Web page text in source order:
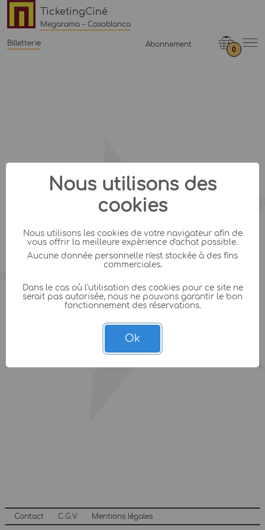
TicketingCiné
Megarama - Casablanca
Billetterie Abonnement
0
Contact C.G.V Mentions légales
Nous utilisons des
cookies
Nous utilisons les cookies de votre navigateur afin de
vous offrir la meilleure expèrience d'achat possible.
Aucune donnée personnelle n'est stockée à des fins
commerciales.
Dans le cas où l'utilisation des cookies pour ce site ne
serait pas autorisée, nous ne pouvons garantir le bon
fonctionnement des réservations.
Ok